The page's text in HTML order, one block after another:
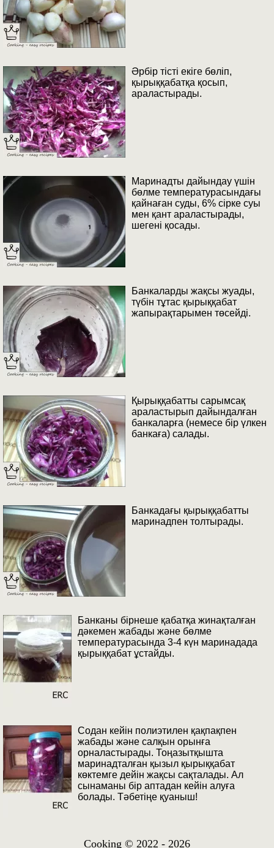
Әрбір тісті екіге бөліп,
қырыққабатқа қосып,
араластырады.
Маринадты дайындау үшін
бөлме температурасындағы
қайнаған суды, 6% сірке суы
мен қант араластырады,
шегені қосады.
Банкаларды жақсы жуады,
түбін тұтас қырыққабат
жапырақтарымен төсейді.
Қырыққабатты сарымсақ
араластырып дайындалған
банкаларға (немесе бір үлкен
банкаға) салады.
Банкадағы қырыққабатты
маринадпен толтырады.
Банканы бірнеше қабатқа жинақталған
дәкемен жабады және бөлме
температурасында 3-4 күн маринадада
қырыққабат ұстайды.
Содан кейін полиэтилен қақпақпен
жабады және салқын орынға
орналастырады. Тоңазытқышта
маринадталған қызыл қырыққабат
көктемге дейін жақсы сақталады. Ал
сынаманы бір аптадан кейін алуға
болады. Тәбетіңе қуаныш!
Cooking © 2022 - 2026